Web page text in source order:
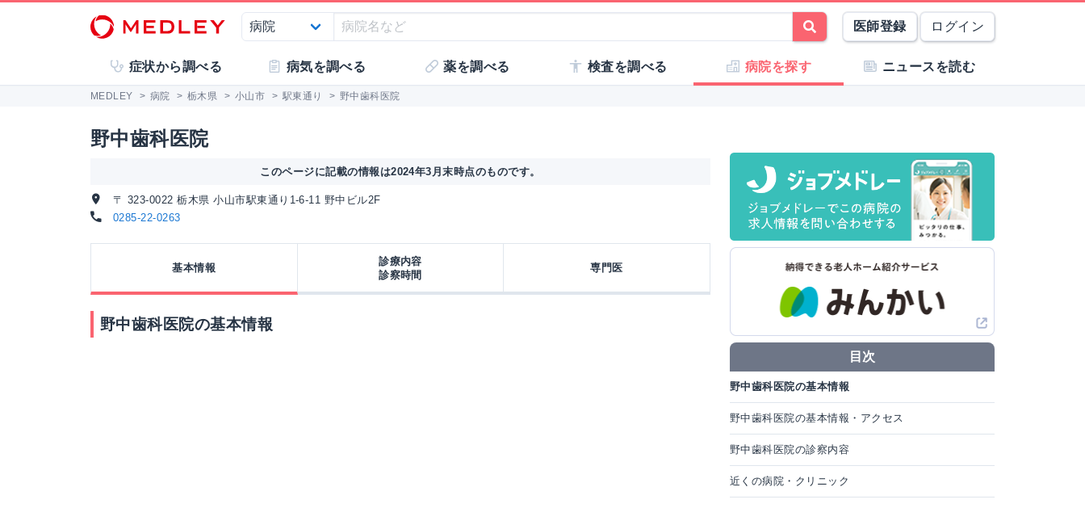
医師登録 ログイン
症状から調べる 病気を調べる 薬を調べる 検査を調べる 病院を探す ニュースを読む
MEDLEY > 病院 > 栃木県 > 小山市 > 駅東通り > 野中歯科医院
野中歯科医院
このページに記載の情報は2024年3月末時点のものです。
〒 323-0022 栃木県 小山市駅東通り1-6-11 野中ビル2F
0285-22-0263
基本情報
診療内容
診察時間
専門医
野中歯科医院の基本情報
目次
野中歯科医院の基本情報
野中歯科医院の基本情報・アクセス
野中歯科医院の診察内容
近くの病院・クリニック